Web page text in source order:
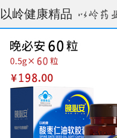
以岭健康精品